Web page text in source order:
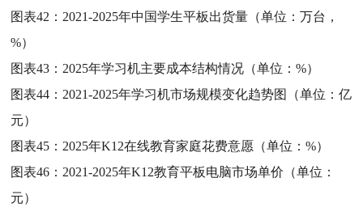
图表42： 2021-2025年中国学生平板出货量（单位：万台，
%）
图表43： 2025年学习机主要成本结构情况（单位：%）
图表44： 2021-2025年学习机市场规模变化趋势图（单位：亿
元）
图表45： 2025年K12在线教育家庭花费意愿（单位：%）
图表46： 2021-2025年K12教育平板电脑市场单价（单位：
元）